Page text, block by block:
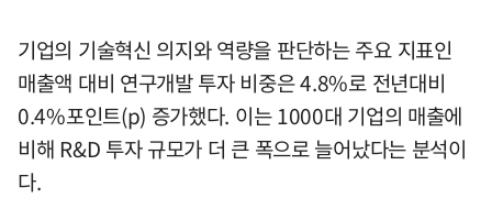
기업의 기술혁신 의지와 역량을 판단하는 주요 지표인
매출액 대비 연구개발 투자 비중은 4.8%로 전년대비
0.4%포인트(p) 증가했다. 이는 1000대 기업의 매출에
비해 R&D 투자 규모가 더 큰 폭으로 늘어났다는 분석이
다.